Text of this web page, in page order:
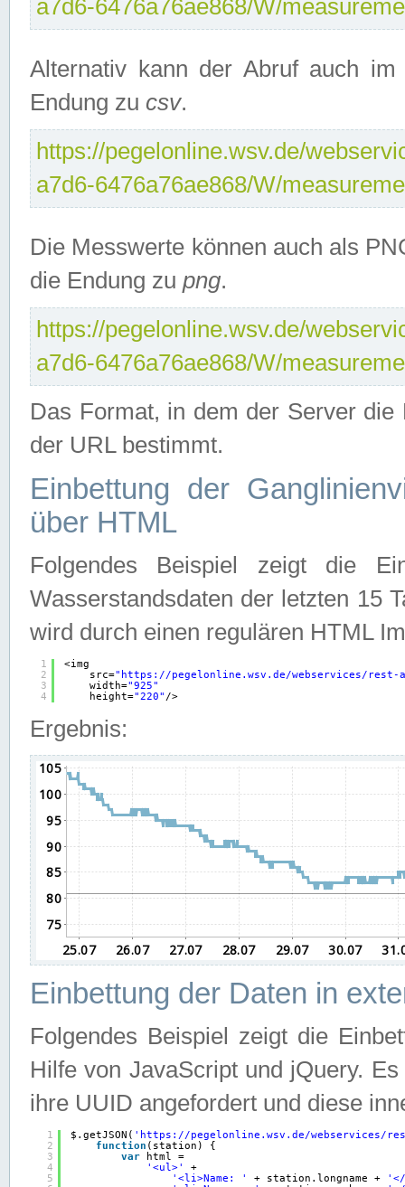
a7d6-6476a76ae868/W/
Alternativ kann der Abruf auch
Endung zu csv.
https://pegelonline.wsv.de/
a7d6-6476a76ae868/W/
Die Messwerte können auch als
die Endung zu png.
https://pegelonline.wsv.de/
a7d6-6476a76ae868/W/
Das Format, in dem der Server
der URL bestimmt.
Einbettung der
über HTML
Folgendes Beispiel zeigt die
Wasserstandsdaten der letzten 15
wird durch einen regulären HTML
1
2
3
4
<img
src=" https://pegelonline.wsv.de/webservices/rest-
width="925"
height="220" />
Ergebnis:
Einbettung der Daten in
Folgendes Beispiel zeigt die
Hilfe von JavaScript und jQuery.
ihre UUID angefordert und diese
1
2
3
4
5
$.getJSON( ' https://pegelonline.wsv.de/webservices/
function (station) {
var
html =
'<ul>'
+
'<li>Name: '
+ station.longname +